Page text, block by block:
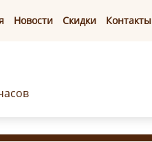
Новости Скидки Контакты